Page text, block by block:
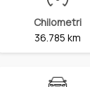
Chilometri
36.785 km